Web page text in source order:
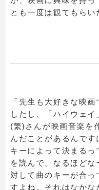
とも一度は観てもらい
「先生も大好きな映
したし、「ハイウェ
(繁)さんが映画音楽を
んだことがあるんで
キーによって決まる
を読んで、なるほど
対して曲のキーが合っ
すよね。それはなかな